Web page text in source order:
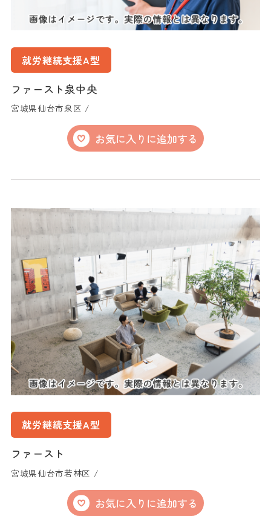
就労継続支援A型
ファースト泉中央
宮城県仙台市泉区 /
お気に入りに追加する
就労継続支援A型
ファースト
宮城県仙台市若林区 /
お気に入りに追加する